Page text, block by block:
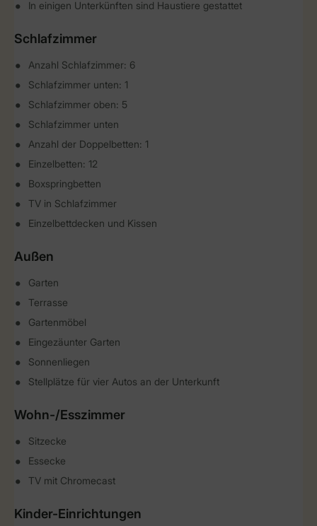
In einigen Unterkünften sind Haustiere gestattet
Schlafzimmer
Anzahl Schlafzimmer: 6
Schlafzimmer unten: 1
Schlafzimmer oben: 5
Schlafzimmer unten
Anzahl der Doppelbetten: 1
Einzelbetten: 12
Boxspringbetten
TV in Schlafzimmer
Einzelbettdecken und Kissen
Außen
Garten
Terrasse
Gartenmöbel
Eingezäunter Garten
Sonnenliegen
Stellplätze für vier Autos an der Unterkunft
Wohn-/Esszimmer
Sitzecke
Essecke
TV mit Chromecast
Kinder-Einrichtungen